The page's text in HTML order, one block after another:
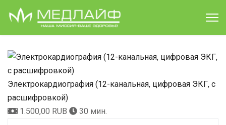
Электрокардиография (12-канальная, цифровая ЭКГ, с
расшифровкой)
1.500,00 RUB
30 мин.